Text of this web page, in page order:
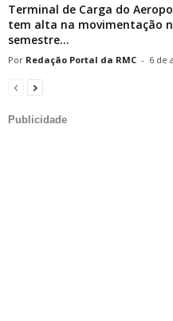
Terminal de Carga do
tem alta na movimentação
semestre...
Redação Portal da RMC - 6 de
Publicidade